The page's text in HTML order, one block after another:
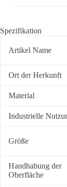
Spezifikation
Artikel Name
Ort der Herkunft
Material
Industrielle
Größe
Handhabung der
Oberfläche